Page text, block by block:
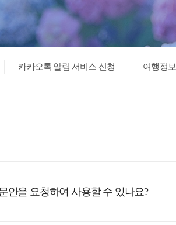
카카오톡 알림 서비스 신청 여행정보
안을 요청하여 사용할 수 있나요?